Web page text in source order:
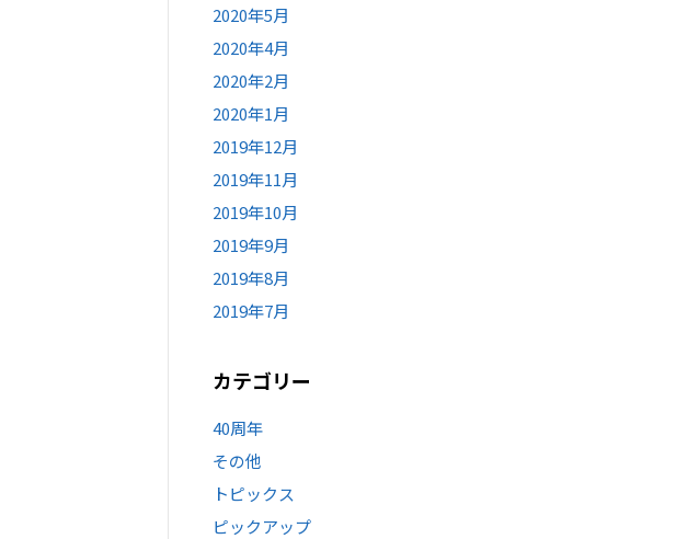
2020年5月
2020年4月
2020年2月
2020年1月
2019年12月
2019年11月
2019年10月
2019年9月
2019年8月
2019年7月
カテゴリー
40周年
その他
トピックス
ピックアップ